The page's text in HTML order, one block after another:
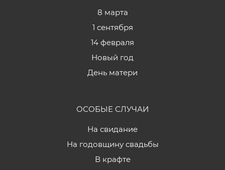
8 марта
1 сентября
14 февраля
Новый год
День матери
ОСОБЫЕ СЛУЧАИ
На свидание
На годовщину свадьбы
В крафте